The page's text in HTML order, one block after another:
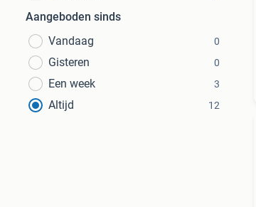
Aangeboden sinds
Vandaag
0
Gisteren 0
Een week 3
Altijd 12